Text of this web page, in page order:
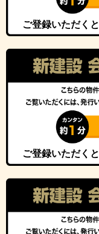
ご登録いただくと
ご登録いただくと